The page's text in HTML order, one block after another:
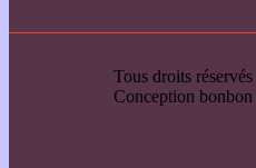
Tous droits
Conception bonbon